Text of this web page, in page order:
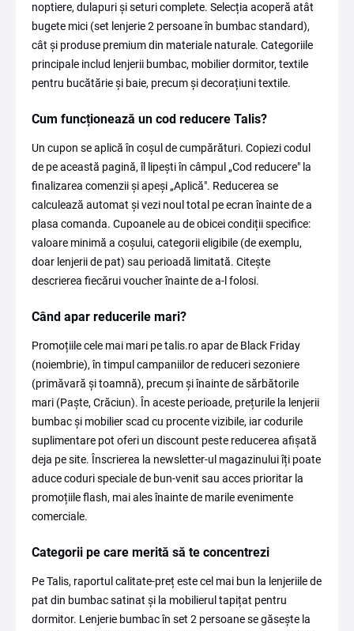
noptiere, dulapuri și seturi complete. Selecția acoperă atât
bugete mici (set lenjerie 2 persoane în bumbac standard),
cât și produse premium din materiale naturale. Categoriile
principale includ lenjerii bumbac, mobilier dormitor, textile
pentru bucătărie și baie, precum și decorațiuni textile.
Cum funcționează un cod reducere Talis?
Un cupon se aplică în coșul de cumpărături. Copiezi codul
de pe această pagină, îl lipești în câmpul „Cod reducere" la
finalizarea comenzii și apeși „Aplică". Reducerea se
calculează automat și vezi noul total pe ecran înainte de a
plasa comanda. Cupoanele au de obicei condiții specifice:
valoare minimă a coșului, categorii eligibile (de exemplu,
doar lenjerii de pat) sau perioadă limitată. Citește
descrierea fiecărui voucher înainte de a-l folosi.
Când apar reducerile mari?
Promoțiile cele mai mari pe talis.ro apar de Black Friday
(noiembrie), în timpul campaniilor de reduceri sezoniere
(primăvară și toamnă), precum și înainte de sărbătorile
mari (Paște, Crăciun). În aceste perioade, prețurile la lenjerii
bumbac și mobilier scad cu procente vizibile, iar codurile
suplimentare pot oferi un discount peste reducerea afișată
deja pe site. Înscrierea la newsletter-ul magazinului îți poate
aduce coduri speciale de bun-venit sau acces prioritar la
promoțiile flash, mai ales înainte de marile evenimente
comerciale.
Categorii pe care merită să te concentrezi
Pe Talis, raportul calitate-preț este cel mai bun la lenjeriile de
pat din bumbac satinat și la mobilierul tapițat pentru
dormitor. Lenjerie bumbac în set 2 persoane se găsește la